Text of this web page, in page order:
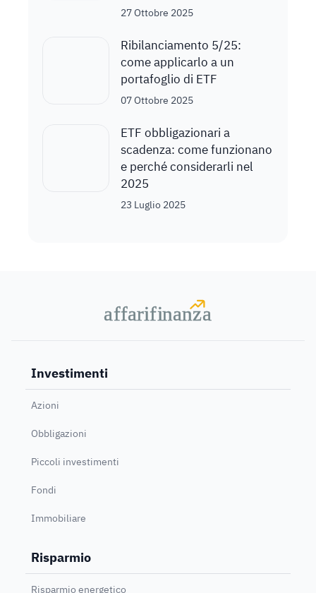
27 Ottobre 2025
Ribilanciamento 5/25:
come applicarlo a un
portafoglio di ETF
07 Ottobre 2025
ETF obbligazionari a
scadenza: come funzionano
e perché considerarli nel
2025
23 Luglio 2025
affarifinanza
affarifinanza
Investimenti
Azioni
Obbligazioni
Piccoli investimenti
Fondi
Immobiliare
Risparmio
Risparmio energetico